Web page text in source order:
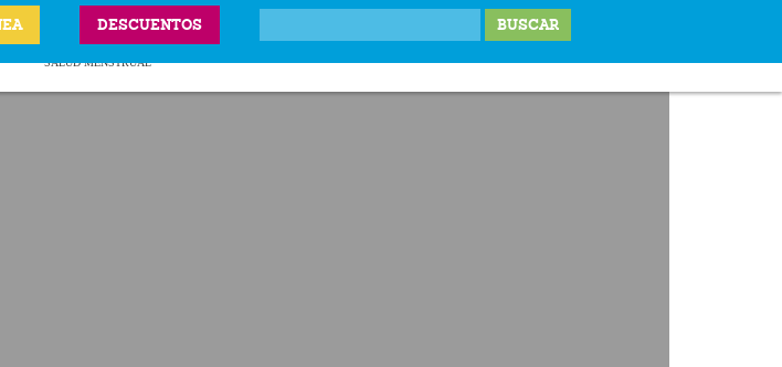
DESCUENTOS
ITS
VPH
SALUD MENSTRUAL
PRECIOS Y UBICACIONES